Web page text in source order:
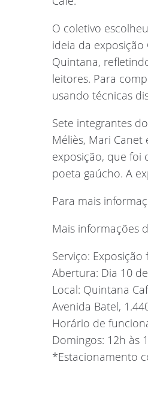
O coletivo
ideia da
Quintana,
leitores. Para
usando técnicas
Sete integrantes
Méliès, Mari
exposição, que foi
poeta gaúcho. A
Para mais
Mais informações
Serviço:
Abertura: Dia 10
Local: Quintana
Avenida Batel,
Horário de
Domingos: 12h às
*Estacionamento